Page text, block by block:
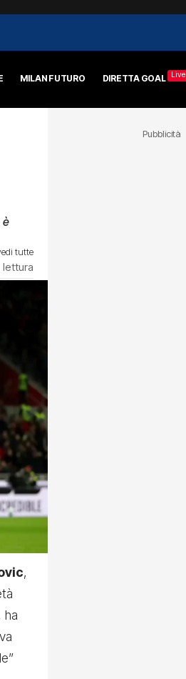
MILAN FUTURO DIRETTA GOAL Live
è
tutte
lettura
,
ha
Pubblicità